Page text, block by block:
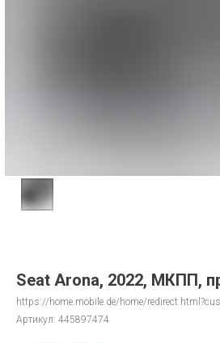
Seat Arona, 2022, МКПП,
https://home.mobile.de/home/
Артикул: 445897474